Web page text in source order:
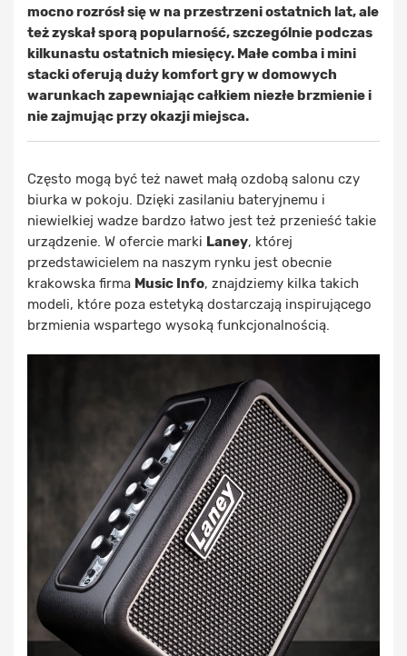
mocno rozrósł się w na przestrzeni ostatnich lat, ale
też zyskał sporą popularność, szczególnie podczas
kilkunastu ostatnich miesięcy. Małe comba i mini
stacki oferują duży komfort gry w domowych
warunkach zapewniając całkiem niezłe brzmienie i
nie zajmując przy okazji miejsca.
Często mogą być też nawet małą ozdobą salonu czy
biurka w pokoju. Dzięki zasilaniu bateryjnemu i
niewielkiej wadze bardzo łatwo jest też przenieść takie
urządzenie. W ofercie marki Laney, której
przedstawicielem na naszym rynku jest obecnie
krakowska firma Music Info, znajdziemy kilka takich
modeli, które poza estetyką dostarczają inspirującego
brzmienia wspartego wysoką funkcjonalnością.